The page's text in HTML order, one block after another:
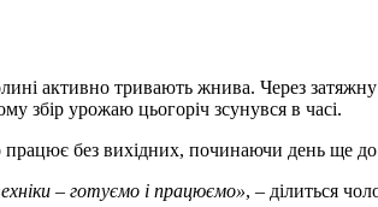
активно тривають жнива. Через затяжну
збір урожаю цьогоріч зсунувся в часі.
без вихідних, починаючи день ще до
– готуємо і працюємо», – ділиться